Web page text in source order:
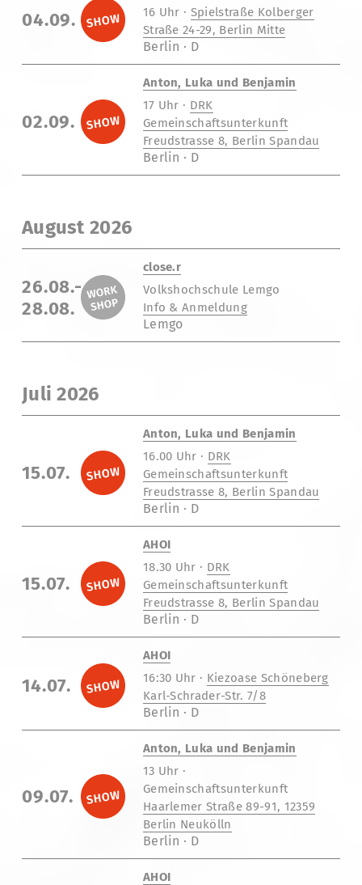
04.09.
16 Uhr · Spielstraße Kolberger
Straße 24-29, Berlin Mitte
Berlin · D
02.09.
Anton, Luka und Benjamin
17 Uhr · DRK
Gemeinschaftsunterkunft
Freudstrasse 8, Berlin Spandau
Berlin · D
August 2026
26.08.-
28.08.
close.r
Volkshochschule Lemgo
Info & Anmeldung
Lemgo
Juli 2026
15.07.
Anton, Luka und Benjamin
16.00 Uhr · DRK
Gemeinschaftsunterkunft
Freudstrasse 8, Berlin Spandau
Berlin · D
15.07.
AHOI
18.30 Uhr · DRK
Gemeinschaftsunterkunft
Freudstrasse 8, Berlin Spandau
Berlin · D
14.07.
AHOI
16:30 Uhr · Kiezoase Schöneberg
Karl-Schrader-Str. 7/8
Berlin · D
09.07.
Anton, Luka und Benjamin
13 Uhr ·
Gemeinschaftsunterkunft
Haarlemer Straße 89-91, 12359
Berlin Neukölln
Berlin · D
AHOI